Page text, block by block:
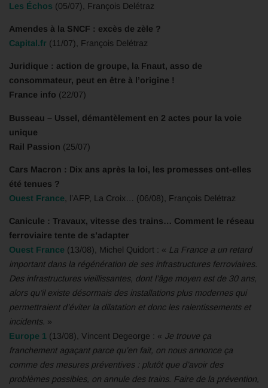
Les Échos (05/07), François Delétraz
Amendes à la SNCF : excès de zèle ?
Capital.fr (11/07), François Delétraz
Juridique : action de groupe, la Fnaut, asso de
consommateur, peut en être à l’origine !
France info (22/07)
Busseau – Ussel, démantèlement en 2 actes pour la voie
unique
Rail Passion (25/07)
Cars Macron : Dix ans après la loi, les promesses ont-elles
été tenues ?
Ouest France , l’AFP, La Croix… (06/08), François Delétraz
Canicule : Travaux, vitesse des trains… Comment le réseau
ferroviaire tente de s’adapter
Ouest France (13/08), Michel Quidort : « La France a un retard
important dans la régénération de ses infrastructures ferroviaires.
Des infrastructures vieillissantes, dont l’âge moyen est de 30 ans,
alors qu’il existe désormais des installations plus modernes qui
permettraient d’éviter la dilatation et donc les ralentissements et
incidents. »
Europe 1 (13/08), Vincent Degeorge : « Je trouve ça
franchement agaçant parce qu’en fait, on nous annonce ça
comme des mesures préventives : plutôt que d’avoir des
problèmes possibles, on annule des trains. Faire de la prévention,